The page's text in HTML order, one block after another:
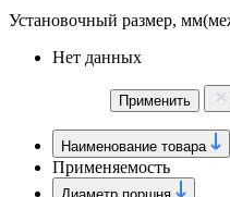
Установочный размер, мм
Нет данных
Применить
Наименование товара
Применяемость